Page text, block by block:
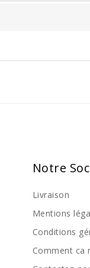
Notre
Livraison
Mentions
Conditions
Comment ca